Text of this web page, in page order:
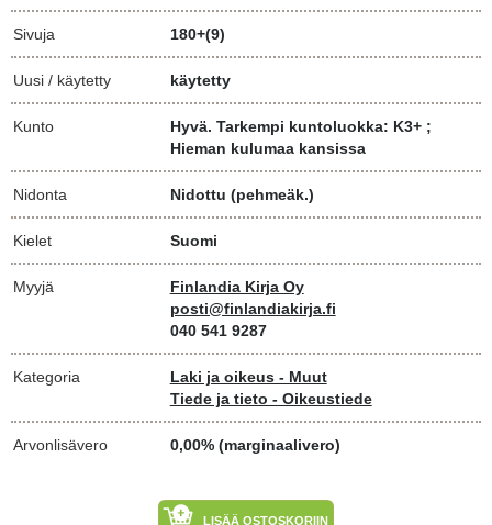
Sivuja 180+(9)
Uusi / käytetty käytetty
Kunto
Hyvä. Tarkempi kuntoluokka: K3+ ;
Hieman kulumaa kansissa
Nidonta Nidottu (pehmeäk.)
Kielet Suomi
Myyjä
Finlandia Kirja Oy
posti@finlandiakirja.fi
040 541 9287
Kategoria
Laki ja oikeus - Muut
Tiede ja tieto - Oikeustiede
Arvonlisävero 0,00% (marginaalivero)
LISÄÄ OSTOSKORIIN